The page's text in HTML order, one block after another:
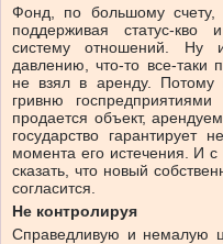
Фонд, по большому счету,
поддерживая статус-
систему отношений. Ну
давлению, что-то все-таки
не взял в аренду. Потому
гривню
продается объект,
государство гарантирует
момента его истечения. И
сказать, что новый
согласится.
Не контролируя
Справедливую и немалую